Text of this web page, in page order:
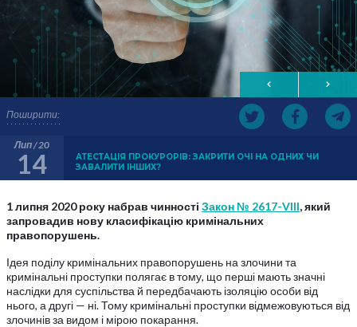
Поширити:
Лип / 20
14
АТЕСТАЦІЯ ПРОКУРОРІВ: ЗАКРИТИ ОЧІ НА ОДНИХ ЧИ
ЗАВАЛИТИ ІНШИХ?
1 липня 2020 року набрав чинності Закон № 2617-VIII, який
запровадив нову класифікацію кримінальних
правопорушень.
Ідея поділу кримінальних правопорушень на злочини та
кримінальні проступки полягає в тому, що перші мають значні
наслідки для суспільства й передбачають ізоляцію особи від
нього, а другі — ні. Тому кримінальні проступки відмежовуються від
злочинів за видом і мірою покарання.